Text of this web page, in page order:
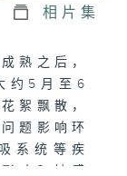
相片集
熟之后，
约5月至6
絮飘散，
题影响环
系统等疾